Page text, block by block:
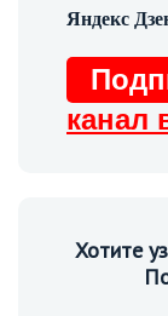
канал
Хотите